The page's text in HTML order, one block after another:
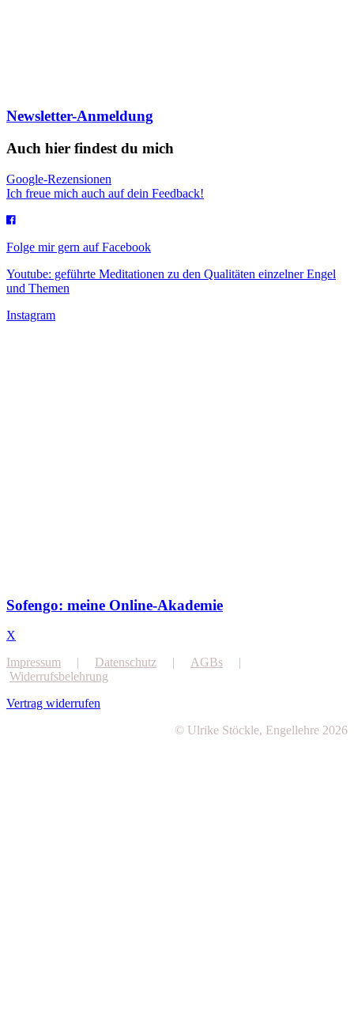
Newsletter-Anmeldung
Auch hier findest du mich
Google-Rezensionen
Ich freue mich auch auf dein Feedback!
Folge mir gern auf Facebook
Youtube: geführte Meditationen zu den Qualitäten einzelner Engel
und Themen
Instagram
Sofengo: meine Online-Akademie
X
Impressum | Datenschutz | AGBs |
Widerrufsbelehrung
Vertrag widerrufen
© Ulrike Stöckle, Engellehre 2026